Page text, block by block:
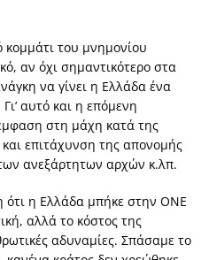
του μνημονίου
αν όχι σημαντικότερο στα
να γίνει η Ελλάδα ένα
αυτό και η επόμενη
έμφαση στη μάχη κατά της
επιτάχυνση της απονομής
ανεξάρτητων αρχών κ.λπ.
ότι η Ελλάδα μπήκε στην ΟΝΕ
αλλά το κόστος της
αδυναμίες. Σπάσαμε το